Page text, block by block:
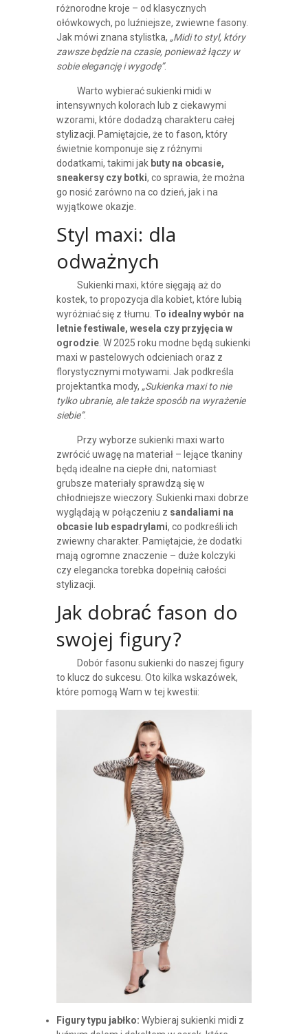
różnorodne kroje – od klasycznych
ołówkowych, po luźniejsze, zwiewne fasony.
Jak mówi znana stylistka, „Midi to styl, który
zawsze będzie na czasie, ponieważ łączy w
sobie elegancję i wygodę”.
Warto wybierać sukienki midi w
intensywnych kolorach lub z ciekawymi
wzorami, które dodadzą charakteru całej
stylizacji. Pamiętajcie, że to fason, który
świetnie komponuje się z różnymi
dodatkami, takimi jak buty na obcasie,
sneakersy czy botki, co sprawia, że można
go nosić zarówno na co dzień, jak i na
wyjątkowe okazje.
Styl maxi: dla
odważnych
Sukienki maxi, które sięgają aż do
kostek, to propozycja dla kobiet, które lubią
wyróżniać się z tłumu. To idealny wybór na
letnie festiwale, wesela czy przyjęcia w
ogrodzie. W 2025 roku modne będą sukienki
maxi w pastelowych odcieniach oraz z
florystycznymi motywami. Jak podkreśla
projektantka mody, „Sukienka maxi to nie
tylko ubranie, ale także sposób na wyrażenie
siebie”.
Przy wyborze sukienki maxi warto
zwrócić uwagę na materiał – lejące tkaniny
będą idealne na ciepłe dni, natomiast
grubsze materiały sprawdzą się w
chłodniejsze wieczory. Sukienki maxi dobrze
wyglądają w połączeniu z sandaliami na
obcasie lub espadrylami, co podkreśli ich
zwiewny charakter. Pamiętajcie, że dodatki
mają ogromne znaczenie – duże kolczyki
czy elegancka torebka dopełnią całości
stylizacji.
Jak dobrać fason do
swojej figury?
Dobór fasonu sukienki do naszej figury
to klucz do sukcesu. Oto kilka wskazówek,
które pomogą Wam w tej kwestii:
Figury typu jabłko: Wybieraj sukienki midi z